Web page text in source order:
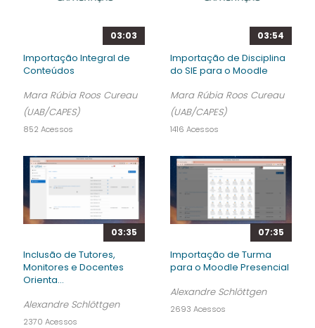
03:03
Importação Integral de
Conteúdos
Mara Rúbia Roos Cureau
(UAB/CAPES)
852 Acessos
03:54
Importação de Disciplina
do SIE para o Moodle
Mara Rúbia Roos Cureau
(UAB/CAPES)
1416 Acessos
03:35
Inclusão de Tutores,
Monitores e Docentes
Orienta...
Alexandre Schlöttgen
2370 Acessos
07:35
Importação de Turma
para o Moodle Presencial
Alexandre Schlöttgen
2693 Acessos